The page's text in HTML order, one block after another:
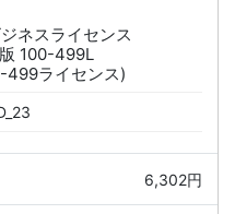
ネスライセンス
100-499L
499ライセンス)
6,302円